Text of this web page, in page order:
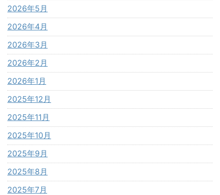
2026年5月
2026年4月
2026年3月
2026年2月
2026年1月
2025年12月
2025年11月
2025年10月
2025年9月
2025年8月
2025年7月